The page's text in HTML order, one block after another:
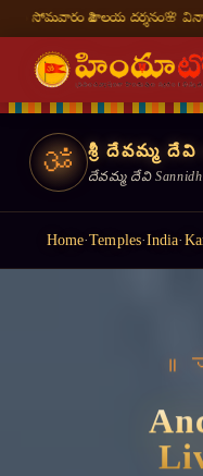
🌸 వినాయక చవితి — భాద్రపద
ॐ శ్రీ దేవమ్మ
దేవమ్మ దేవి
Home·Temples·India·
॥